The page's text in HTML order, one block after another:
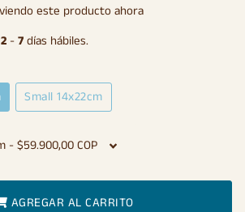
oferta
este producto ahora
2 - 7 días hábiles.
Small 14x22cm
AGREGAR AL CARRITO